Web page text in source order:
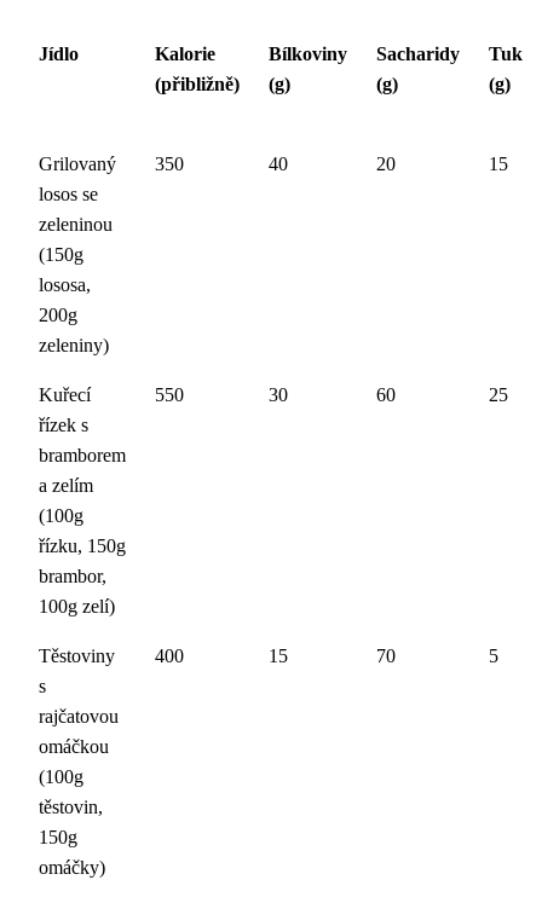
Jídlo
Kalorie
(přibližně)
Bílkoviny
(g)
Sacharidy
(g)
Tuk
(g)
Grilovaný
losos se
zeleninou
(150g
lososa,
200g
zeleniny)
350 40 20 15
Kuřecí
řízek s
bramborem
a zelím
(100g
řízku, 150g
brambor,
100g zelí)
550 30 60 25
Těstoviny
s
rajčatovou
omáčkou
(100g
těstovin,
150g
omáčky)
400 15 70 5